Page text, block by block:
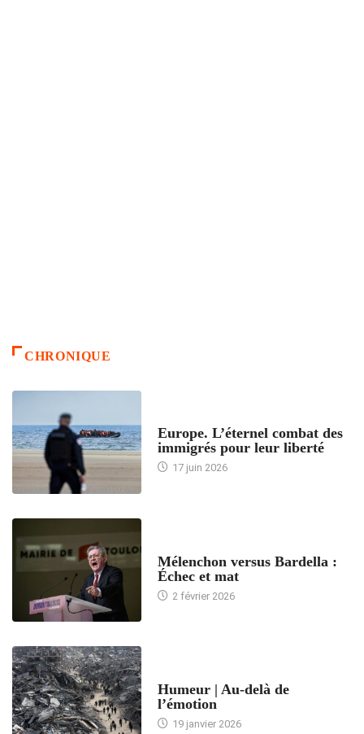
CHRONIQUE
Europe. L’éternel combat des
immigrés pour leur liberté
17 juin 2026
Mélenchon versus Bardella :
Échec et mat
2 février 2026
Humeur | Au-delà de
l’émotion
19 janvier 2026